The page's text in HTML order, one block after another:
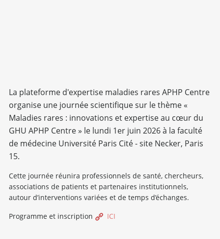
La plateforme d'expertise maladies rares APHP Centre
organise une journée scientifique sur le thème «
Maladies rares : innovations et expertise au cœur du
GHU APHP Centre » le lundi 1er juin 2026 à la faculté
de médecine Université Paris Cité - site Necker, Paris
15.
Cette journée réunira professionnels de santé, chercheurs,
associations de patients et partenaires institutionnels,
autour d’interventions variées et de temps d’échanges.
Programme et inscription
ICI